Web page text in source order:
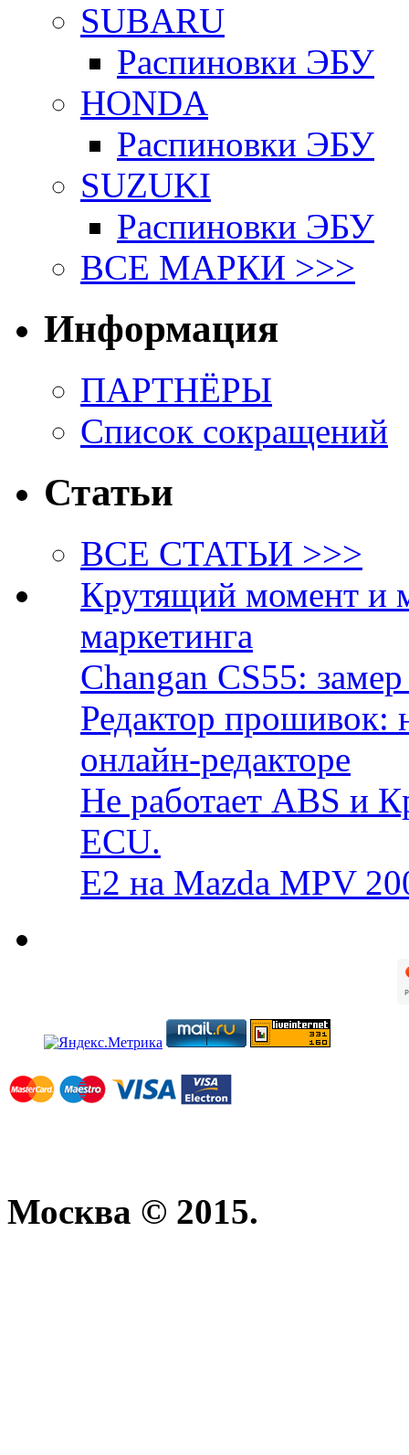
SUBARU
Распиновки ЭБУ
HONDA
Распиновки ЭБУ
SUZUKI
Распиновки ЭБУ
ВСЕ МАРКИ >>>
Информация
ПАРТНЁРЫ
Список сокращений
Статьи
ВСЕ СТАТЬИ >>>
Крутящий момент и
маркетинга
Changan CS55:
Редактор прошивок:
онлайн-редакторе
Не работает ABS и
ECU.
E2 на Mazda MPV
Москва © 2015.